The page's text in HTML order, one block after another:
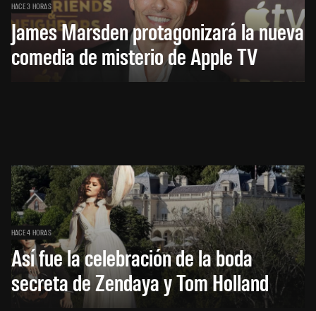
HACE 3 HORAS
James Marsden protagonizará la nueva
comedia de misterio de Apple TV
HACE 4 HORAS
Así fue la celebración de la boda
secreta de Zendaya y Tom Holland